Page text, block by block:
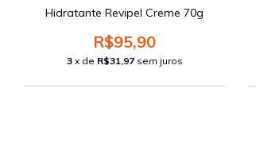
Hidratante Revipel Creme 70g
R$95,90
3 x de R$31,97 sem juros